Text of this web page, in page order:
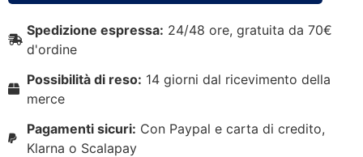
Spedizione espressa: 24/48 ore, gratuita da 70€
d'ordine
Possibilità di reso: 14 giorni dal ricevimento della
merce
Pagamenti sicuri: Con Paypal e carta di credito,
Klarna o Scalapay